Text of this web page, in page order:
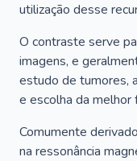
utilização desse
O contraste serve
imagens, e
estudo de tumores,
e escolha da
Comumente
na ressonância